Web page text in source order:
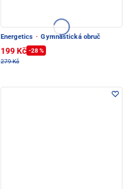
Energetics · Gymnastická obruč
199 Kč -28 %
279 Kč